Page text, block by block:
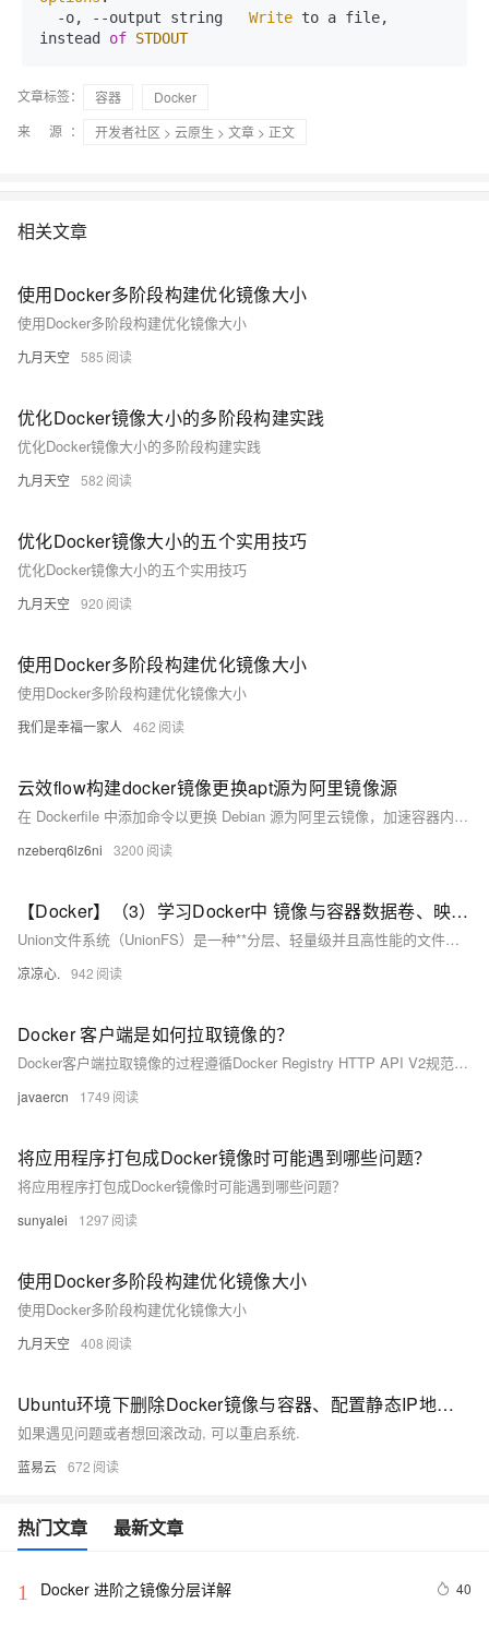
  -o, --output string
Write to a file,
instead of STDOUT
文章标签： 容器
Docker
来 源：
开发者社区 > 云原生 > 文章 > 正文
相关文章
使用Docker多阶段构建优化镜像大小
使用Docker多阶段构建优化镜像大小
九月天空 585
优化Docker镜像大小的多阶段构建实践
优化Docker镜像大小的多阶段构建实践
九月天空 582
优化Docker镜像大小的五个实用技巧
优化Docker镜像大小的五个实用技巧
九月天空 920
使用Docker多阶段构建优化镜像大小
使用Docker多阶段构建优化镜像大小
我们是幸福一家人 462
云效flow构建docker镜像更换apt源为阿里镜像源
在 Dockerfile 中添加命令以更换 Debian 源为阿里云镜像，加速容器内软件包下载。核心命令通过 `sed` 实现源地址替换，并更新 apt 软件源。其中 `cat` 命令用于验证替换是否成功，实际使用中可删除该行。
nzeberq6lz6ni 3200
【Docker】（3）学习Docker中 镜像与容器数据卷、映射关系！手把手带你安装 MySql主从同步 和 Redis三主三从集群！并且进行主从切换与扩容操作，还有分析 哈希分区 等知识点！
Union文件系统（UnionFS）是一种**分层、轻量级并且高性能的文件系统**，它支持对文件系统的修改作为一次提交来一层层的叠加，同时可以将不同目录挂载到同一个虚拟文件系统下(unite several directories into a single virtual filesystem) Union 文件系统是 Docker 镜像的基础。 镜像可以通过分层来进行继承，基于基础镜像（没有父镜像），可以制作各种具体的应用镜像。
凉凉心. 942
Docker 客户端是如何拉取镜像的？
Docker客户端拉取镜像的过程遵循Docker Registry HTTP API V2规范，主要分为解析镜像名、鉴权、获取Manifest、拉取Layers及本地合并五个步骤。它与Docker Hub、Harbor等仓库通信，确保镜像正确下载和构建。
javaercn 1749
将应用程序打包成Docker镜像时可能遇到哪些问题？
将应用程序打包成Docker镜像时可能遇到哪些问题？
sunyalei 1297
使用Docker多阶段构建优化镜像大小
使用Docker多阶段构建优化镜像大小
九月天空 408
Ubuntu环境下删除Docker镜像与容器、配置静态IP地址教程。
如果遇见问题或者想回滚改动, 可以重启系统.
蓝易云 672
热门文章 最新文章
1 Docker 进阶之镜像分层详解 40